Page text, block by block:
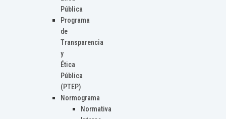
Pública
Programa
de
Transparencia
y
Ética
Pública
(PTEP)
Normograma
Normativa